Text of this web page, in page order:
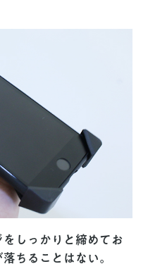
しっかりと締めてお
ちることはない。